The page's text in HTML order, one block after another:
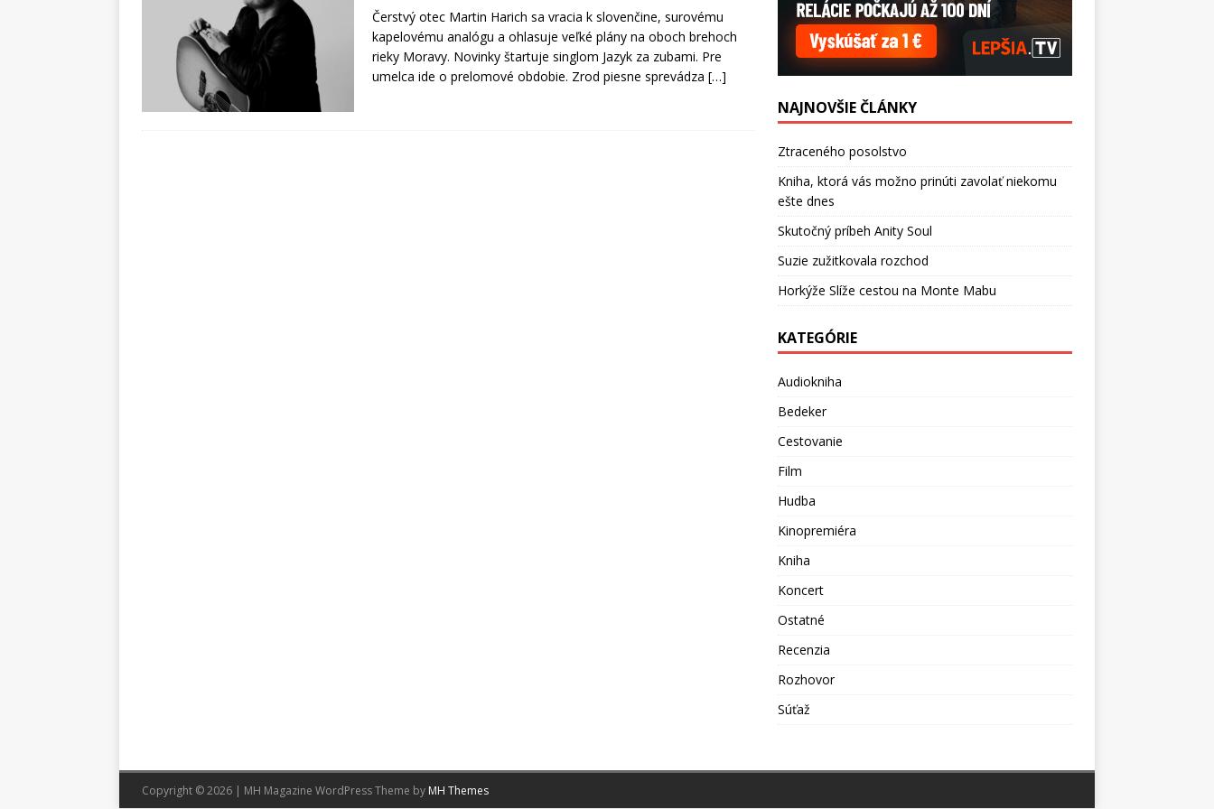
Čerstvý otec Martin Harich sa vracia k slovenčine, surovému
kapelovému analógu a ohlasuje veľké plány na oboch brehoch
rieky Moravy. Novinky štartuje singlom Jazyk za zubami. Pre
umelca ide o prelomové obdobie. Zrod piesne sprevádza […]
NAJNOVŠIE ČLÁNKY
Ztraceného posolstvo
Kniha, ktorá vás možno prinúti zavolať niekomu
ešte dnes
Skutočný príbeh Anity Soul
Suzie zužitkovala rozchod
Horkýže Slíže cestou na Monte Mabu
KATEGÓRIE
Audiokniha
Bedeker
Cestovanie
Film
Hudba
Kinopremiéra
Kniha
Koncert
Ostatné
Recenzia
Rozhovor
Súťaž
Copyright © 2026 | MH Magazine WordPress Theme by MH Themes